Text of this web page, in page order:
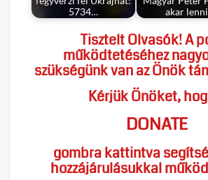
5734…
akar
Tisztelt Olvasók! A
működtetéséhez
szükségünk van az Önök
Kérjük Önöket,
DONATE
gombra kattintva
hozzájárulásukkal